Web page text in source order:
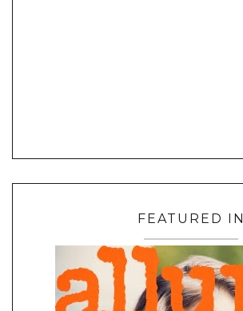
FEATURED IN